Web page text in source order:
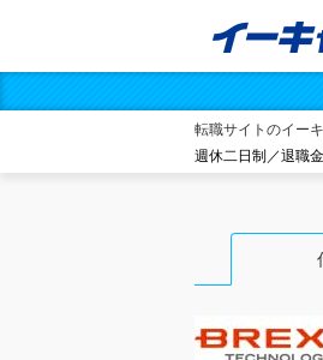
転職サイトのイー
週休二日制／退職